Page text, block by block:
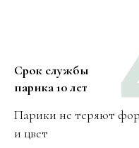
Срок службы
парика 10 лет
Парики не теряют
и цвет